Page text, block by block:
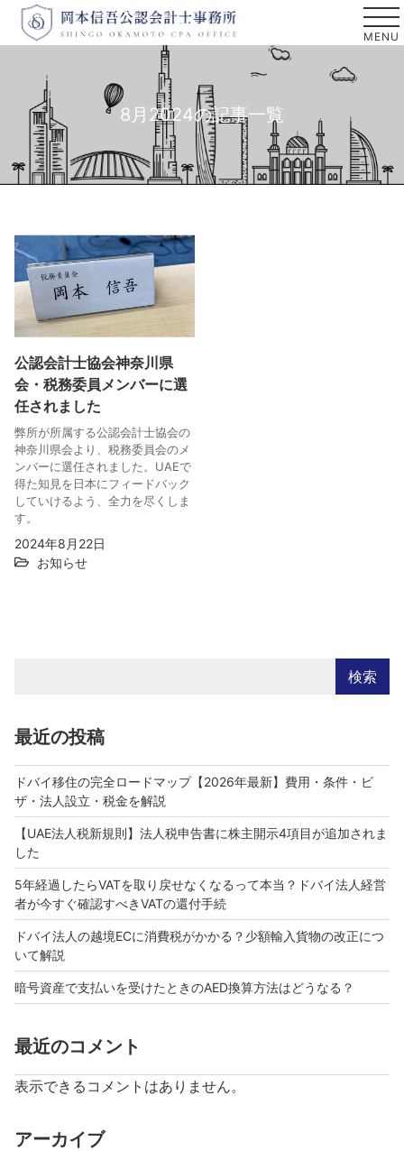
8月2024の記事一覧
公認会計士協会神奈川県
会・税務委員メンバーに選
任されました
弊所が所属する公認会計士協会の
神奈川県会より、税務委員会のメ
ンバーに選任されました。UAEで
得た知見を日本にフィードバック
していけるよう、全力を尽くしま
す。
2024年8月22日
お知らせ
検索
最近の投稿
ドバイ移住の完全ロードマップ【2026年最新】費用・条件・ビ
ザ・法人設立・税金を解説
【UAE法人税新規則】法人税申告書に株主開示4項目が追加されま
した
5年経過したらVATを取り戻せなくなるって本当？ドバイ法人経営
者が今すぐ確認すべきVATの還付手続
ドバイ法人の越境ECに消費税がかかる？少額輸入貨物の改正につ
いて解説
暗号資産で支払いを受けたときのAED換算方法はどうなる？
最近のコメント
表示できるコメントはありません。
アーカイブ